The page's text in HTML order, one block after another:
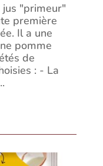
jus "primeur"
première
Il a une
pomme
de
: - La